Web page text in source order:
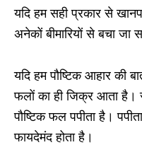
यदि हम सही प्रकार से
अनेकों बीमारियों से बचा जा
यदि हम पौष्टिक आहार की
फलों का ही जिक्र आता है।
पौष्टिक फल पपीता है।
फायदेमंद होता है।